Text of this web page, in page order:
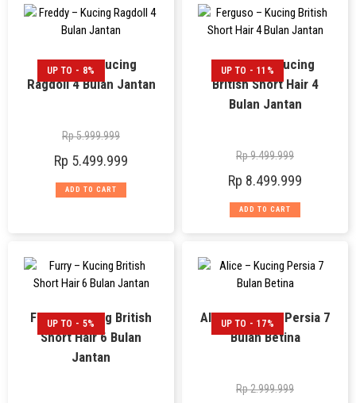
UP TO - 8%
Freddy – Kucing
Ragdoll 4 Bulan Jantan
Rp5.999.999
Rp 5.499.999
ADD TO CART
UP TO - 11%
Ferguso – Kucing
British Short Hair 4
Bulan Jantan
Rp9.499.999
Rp 8.499.999
ADD TO CART
UP TO - 5%
Furry – Kucing British
Short Hair 6 Bulan
Jantan
UP TO - 17%
Alice – Kucing Persia 7
Bulan Betina
Rp2.999.999